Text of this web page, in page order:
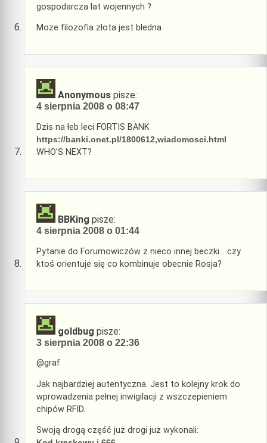
gospodarcza lat wojennych ?
Moze filozofia złota jest błedna
Anonymous pisze:
4 sierpnia 2008 o 08:47
Dzis na łeb leci FORTIS BANK
https://banki.onet.pl/1800612,wiadomosci.html
WHO’S NEXT?
BBKing pisze:
4 sierpnia 2008 o 01:44
Pytanie do Forumowiczów z nieco innej beczki… czy
ktoś orientuje się co kombinuje obecnie Rosja?
goldbug pisze:
3 sierpnia 2008 o 22:36
@graf
Jak najbardziej autentyczna. Jest to kolejny krok do
wprowadzenia pełnej inwigilacji z wszczepieniem
chipów RFID.
Swoją drogą część już drogi już wykonali: